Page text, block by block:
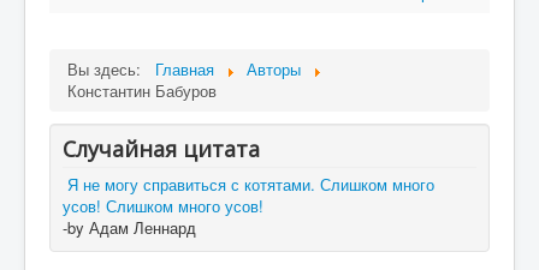
Вы здесь: Главная
Авторы
Константин Бабуров
Случайная цитата
Я не могу справиться с котятами. Слишком много
усов! Слишком много усов!
-by Адам Леннард